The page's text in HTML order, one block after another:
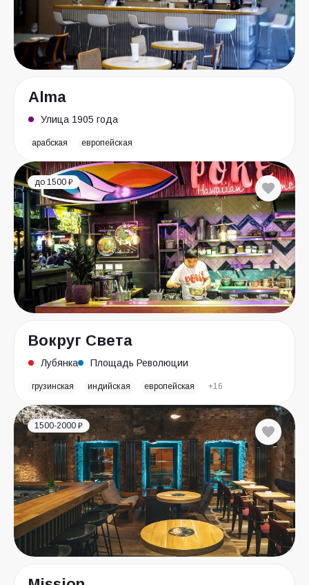
Alma
Улица 1905 года
арабская европейская
до 1500 ₽
Вокруг Света
Лубянка Площадь Революции
грузинская индийская европейская +16
1500-2000 ₽